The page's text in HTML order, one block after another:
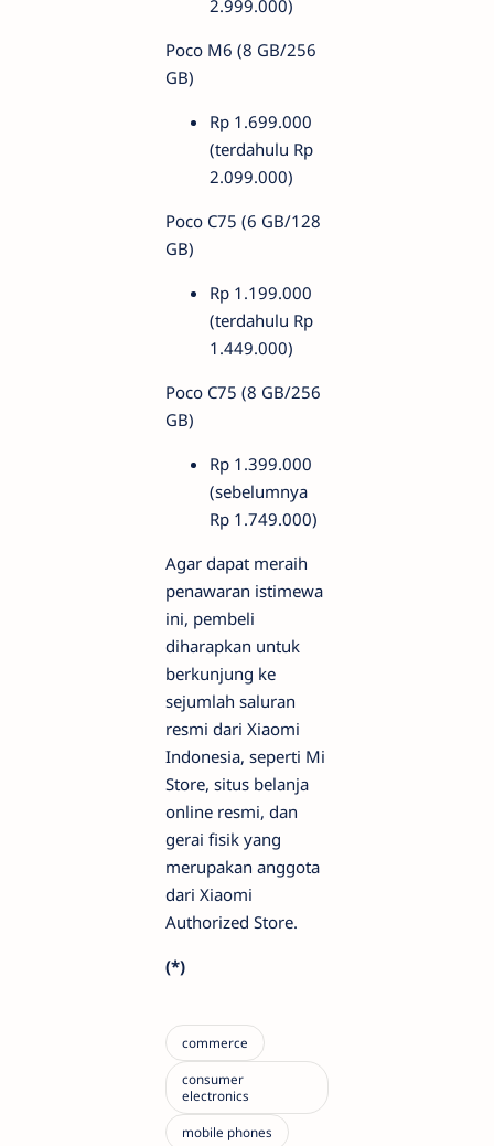
2.999.000)
Poco M6 (8 GB/256
GB)
Rp 1.699.000
(terdahulu Rp
2.099.000)
Poco C75 (6 GB/128
GB)
Rp 1.199.000
(terdahulu Rp
1.449.000)
Poco C75 (8 GB/256
GB)
Rp 1.399.000
(sebelumnya
Rp 1.749.000)
Agar dapat meraih
penawaran istimewa
ini, pembeli
diharapkan untuk
berkunjung ke
sejumlah saluran
resmi dari Xiaomi
Indonesia, seperti Mi
Store, situs belanja
online resmi, dan
gerai fisik yang
merupakan anggota
dari Xiaomi
Authorized Store.
(*)